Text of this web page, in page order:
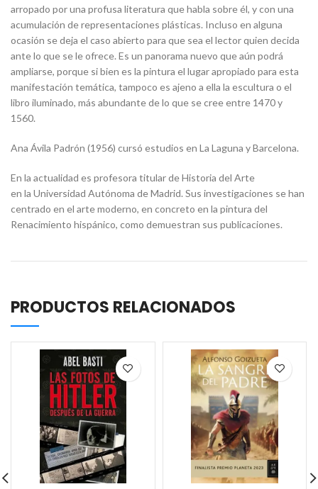
arropado por una profusa literatura que habla sobre él, y con una
acumulación de representaciones plásticas. Incluso en alguna
ocasión se deja el caso abierto para que sea el lector quien decida
ante lo que se le ofrece. Es un panorama nuevo que aún podrá
ampliarse, porque si bien es la pintura el lugar apropiado para esta
manifestación temática, tampoco es ajeno a ella la escultura o el
libro iluminado, más abundante de lo que se cree entre 1470 y
1560.
Ana Ávila Padrón (1956) cursó estudios en La Laguna y Barcelona.
En la actualidad es profesora titular de Historia del Arte
en la Universidad Autónoma de Madrid. Sus investigaciones se han
centrado en el arte moderno, en concreto en la pintura del
Renacimiento hispánico, como demuestran sus publicaciones.
PRODUCTOS RELACIONADOS